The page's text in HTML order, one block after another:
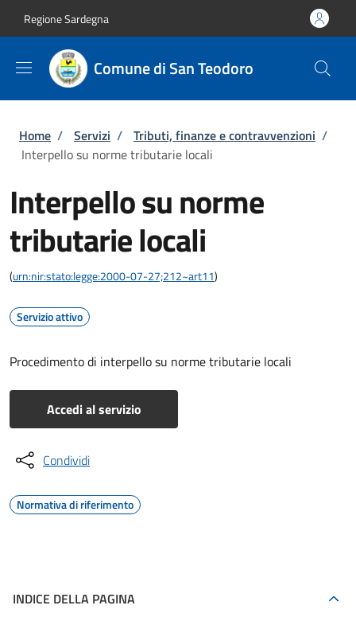
Regione Sardegna
Comune di San Teodoro
Briciole di pane
Home / Servizi / Tributi, finanze e contravvenzioni /
Interpello su norme tributarie locali
Interpello su norme
tributarie locali
(urn:nir:stato:legge:2000-07-27;212~art11)
Servizio attivo
Procedimento di interpello su norme tributarie locali
Accedi al servizio
Condividi
Normativa di riferimento
INDICE DELLA PAGINA